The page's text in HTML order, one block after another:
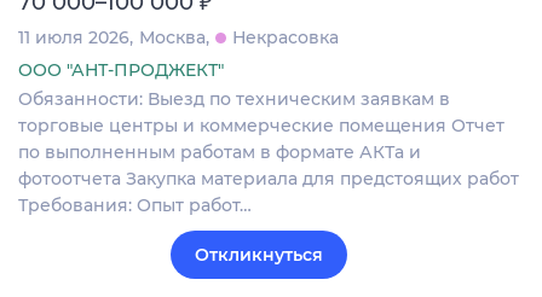
11 июля 2026 Москва
Некрасовка
ООО "АНТ-ПРОДЖЕКТ"
Обязанности: Выезд по техническим заявкам в
торговые центры и коммерческие помещения Отчет
по выполненным работам в формате АКТа и
фотоотчета Закупка материала для предстоящих работ
Требования: Опыт работ…
Откликнуться